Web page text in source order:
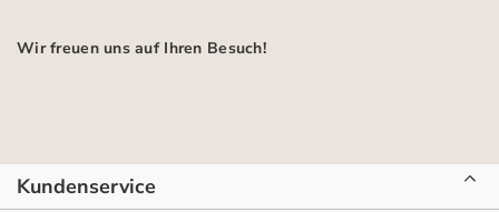
Wir freuen uns auf Ihren Besuch!
Kundenservice